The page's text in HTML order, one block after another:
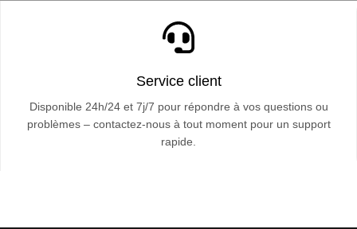
Service client
Disponible 24h/24 et 7j/7 pour répondre à vos questions ou
problèmes – contactez-nous à tout moment pour un support
rapide.